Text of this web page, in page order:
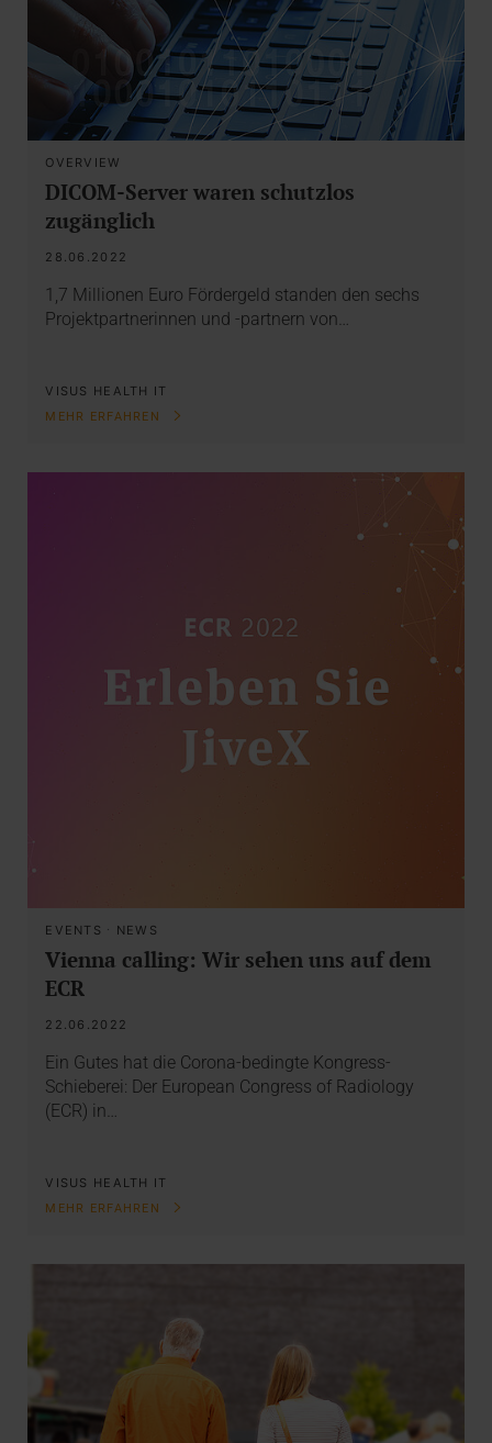
OVERVIEW
DICOM-Server waren schutzlos
zugänglich
28.06.2022
1,7 Millionen Euro Fördergeld standen den sechs
Projektpartnerinnen und -partnern von…
VISUS HEALTH IT
MEHR ERFAHREN
EVENTS · NEWS
Vienna calling: Wir sehen uns auf dem
ECR
22.06.2022
Ein Gutes hat die Corona-bedingte Kongress-
Schieberei: Der European Congress of Radiology
(ECR) in…
VISUS HEALTH IT
MEHR ERFAHREN